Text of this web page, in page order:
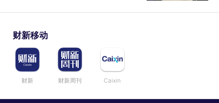
财新移动
财新 财新周刊 Caixin